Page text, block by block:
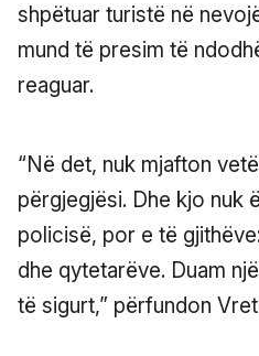
shpëtuar turistë në
mund të presim të
reaguar.
“Në det, nuk mjafton
përgjegjësi. Dhe kjo nuk
policisë, por e të
dhe qytetarëve. Duam
të sigurt,” përfundon